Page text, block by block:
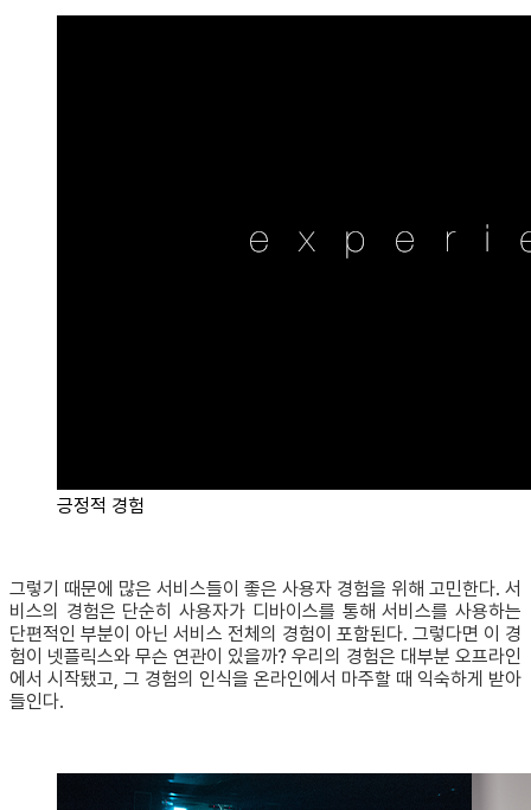
긍정적 경험
그렇기 때문에 많은 서비스들이 좋은 사용자 경험을 위해 고민한다. 서
비스의 경험은 단순히 사용자가 디바이스를 통해 서비스를 사용하는
단편적인 부분이 아닌 서비스 전체의 경험이 포함된다. 그렇다면 이 경
험이 넷플릭스와 무슨 연관이 있을까? 우리의 경험은 대부분 오프라인
에서 시작됐고, 그 경험의 인식을 온라인에서 마주할 때 익숙하게 받아
들인다.